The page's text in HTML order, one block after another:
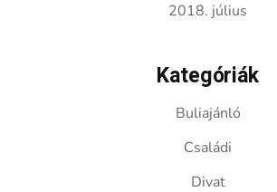
2018. július
Kategóriák
Buliajánló
Családi
Divat